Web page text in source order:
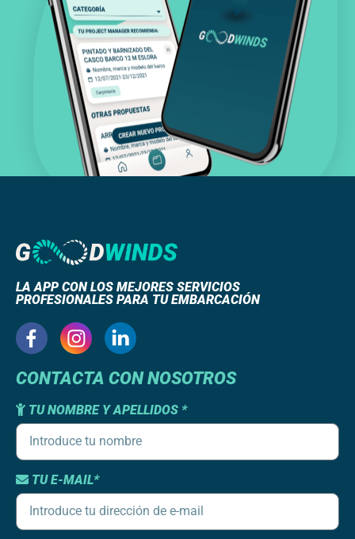
LA APP CON LOS MEJORES SERVICIOS
PROFESIONALES PARA TU EMBARCACIÓN
CONTACTA CON NOSOTROS
TU NOMBRE Y APELLIDOS *
TU E-MAIL*